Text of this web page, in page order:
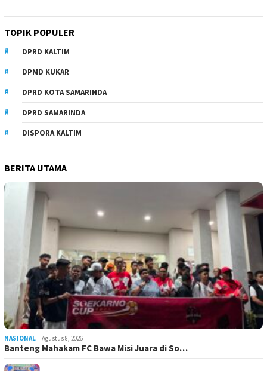
TOPIK POPULER
DPRD KALTIM
DPMD KUKAR
DPRD KOTA SAMARINDA
DPRD SAMARINDA
DISPORA KALTIM
BERITA UTAMA
NASIONAL Agustus 8, 2026
Banteng Mahakam FC Bawa Misi Juara di So…